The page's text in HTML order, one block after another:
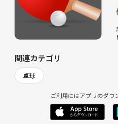
関連カテゴリ
卓球
ご利用にはアプリのダウ